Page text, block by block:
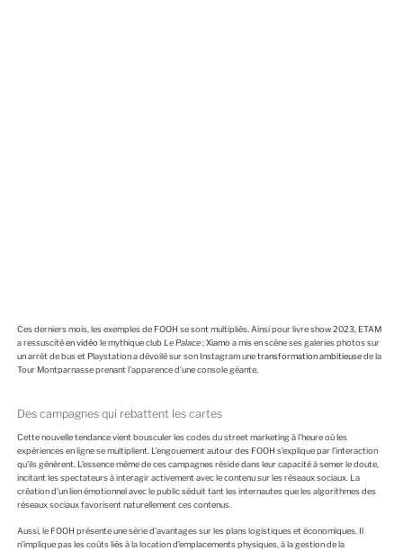
Ces derniers mois, les exemples de FOOH se sont multipliés. Ainsi pour livre show 2023, ETAM
a ressuscitéen vidéole mythique club Le Palace;Xiamoa mis en scène ses galeries photos sur
un arrêt de bus et Playstation a dévoilé sur son Instagram unetransformation ambitieusede la
Tour Montparnasse prenant l’apparence d’une console géante.
Des campagnes qui rebattent les cartes
Cette nouvelle tendance vient bousculer les codes du street marketing à l’heure où les
expériences en ligne se multiplient. L’engouement autour des FOOH s’explique par l’interaction
qu’ils génèrent. L’essence même de ces campagnes réside dans leur capacité à semer le doute,
incitant les spectateurs à interagir activement avec le contenu sur les réseaux sociaux. La
création d’un lien émotionnel avec le public séduit tant les internautes que les algorithmes des
réseaux sociaux favorisent naturellement ces contenus.
Aussi, le FOOH présente une série d’avantages sur les plans logistiques et économiques. Il
n’implique pas les coûts liés à la location d’emplacements physiques, à la gestion de la